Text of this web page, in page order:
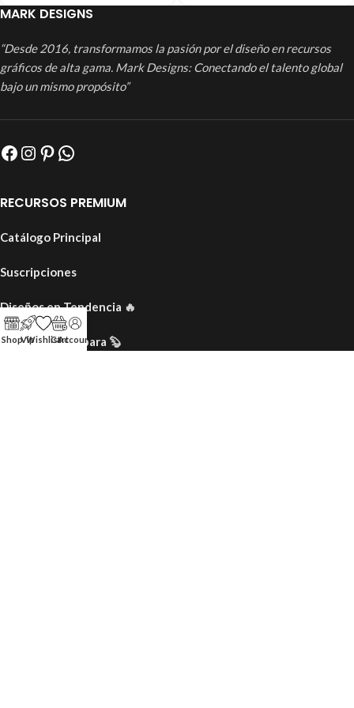
MARK DESIGNS
“Desde 2016, transformamos la pasión por el diseño en recursos
gráficos de alta gama. Mark Designs: Conectando el talento global
bajo un mismo propósito”
RECURSOS PREMIUM
Catálogo Principal
Suscripciones
Diseños en Tendencia 🔥
Colección Capibara 🦫
ShopVipWishlistCart
Account